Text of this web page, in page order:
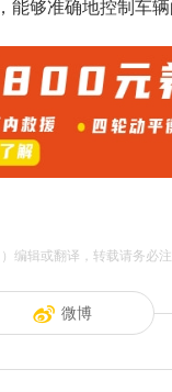
够准确地控制车辆
编辑或翻译，转载请务必注
微博